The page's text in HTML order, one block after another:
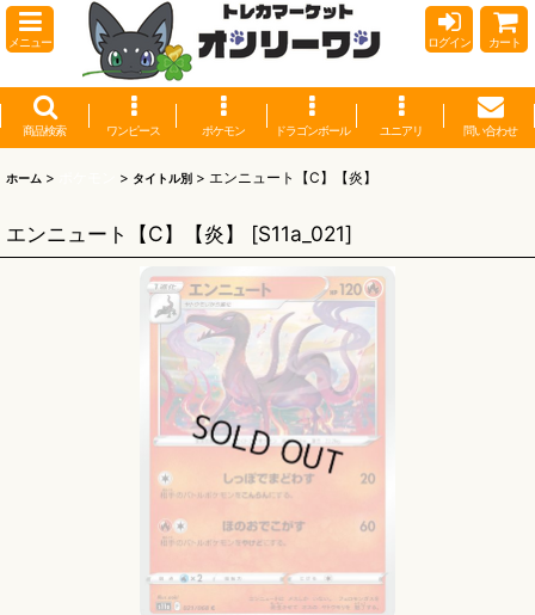
メニュー ログイン カート
商品検索 ワンピース ポケモン ドラゴンボール ユニアリ 問い合わせ
ホーム > > タイトル別 > エンニュート【C】【炎】
エンニュート【C】【炎】 [S11a_021]